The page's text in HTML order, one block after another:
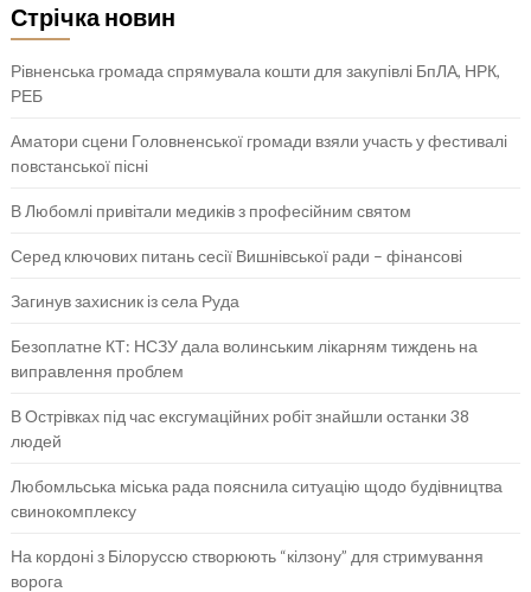
Стрічка новин
Рівненська громада спрямувала кошти для закупівлі БпЛА, НРК,
РЕБ
Аматори сцени Головненської громади взяли участь у фестивалі
повстанської пісні
В Любомлі привітали медиків з професійним святом
Серед ключових питань сесії Вишнівської ради – фінансові
Загинув захисник із села Руда
Безоплатне КТ: НСЗУ дала волинським лікарням тиждень на
виправлення проблем
В Острівках під час ексгумаційних робіт знайшли останки 38
людей
Любомльська міська рада пояснила ситуацію щодо будівництва
свинокомплексу
На кордоні з Білоруссю створюють “кілзону” для стримування
ворога